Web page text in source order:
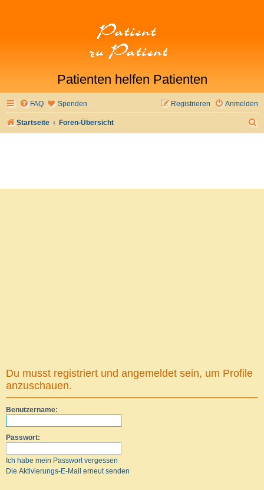
Patienten helfen Patienten
FAQ Spenden Anmelden
Registrieren
Startseite Foren-Übersicht
Du musst registriert und angemeldet sein, um Profile
anzuschauen.
Benutzername:
Passwort:
Ich habe mein Passwort vergessen
Die Aktivierungs-E-Mail erneut senden